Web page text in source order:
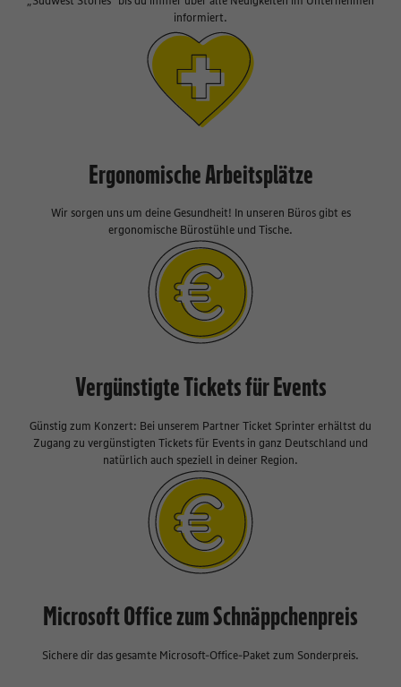
informiert.
Ergonomische Arbeitsplätze
Wir sorgen uns um deine Gesundheit! In unseren Büros gibt es
ergonomische Bürostühle und Tische.
Vergünstigte Tickets für Events
Günstig zum Konzert: Bei unserem Partner Ticket Sprinter erhältst du
Zugang zu vergünstigten Tickets für Events in ganz Deutschland und
natürlich auch speziell in deiner Region.
Microsoft Office zum Schnäppchenpreis
Sichere dir das gesamte Microsoft-Office-Paket zum Sonderpreis.